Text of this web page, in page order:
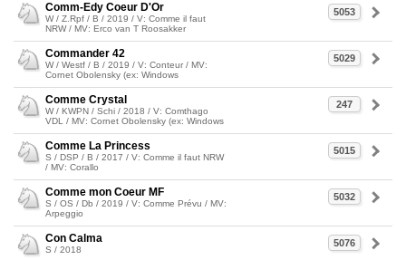
5053
Comm-Edy Coeur D'Or
W / Z.Rpf / B / 2019 / V: Comme il faut
NRW / MV: Erco van T Roosakker
5029
Commander 42
W / Westf / B / 2019 / V: Conteur / MV:
Cornet Obolensky (ex: Windows
247
Comme Crystal
W / KWPN / Schi / 2018 / V: Comthago
VDL / MV: Cornet Obolensky (ex: Windows
5015
Comme La Princess
S / DSP / B / 2017 / V: Comme il faut NRW
/ MV: Corallo
5032
Comme mon Coeur MF
S / OS / Db / 2019 / V: Comme Prévu / MV:
Arpeggio
5076
Con Calma
S / 2018